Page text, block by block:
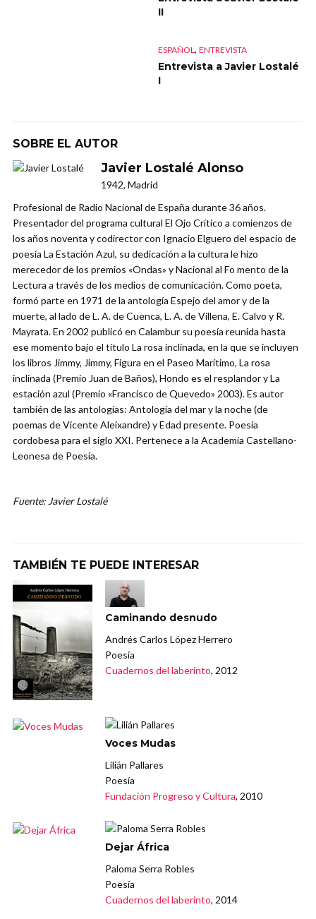
II
ESPAÑOL, ENTREVISTA
Entrevista a Javier Lostalé
I
SOBRE EL AUTOR
Javier Lostalé Alonso
1942, Madrid
Profesional de Radio Nacional de España durante 36 años.
Presentador del programa cultural El Ojo Crítico a comienzos de
los años noventa y codirector con Ignacio Elguero del espacio de
poesía La Estación Azul, su dedicación a la cultura le hizo
merecedor de los premios «Ondas» y Nacional al Fo mento de la
Lectura a través de los medios de comunicación. Como poeta,
formó parte en 1971 de la antología Espejo del amor y de la
muerte, al lado de L. A. de Cuenca, L. A. de Villena, E. Calvo y R.
Mayrata. En 2002 publicó en Calambur su poesía reunida hasta
ese momento bajo el título La rosa inclinada, en la que se incluyen
los libros Jimmy, Jimmy, Figura en el Paseo Marítimo, La rosa
inclinada (Premio Juan de Baños), Hondo es el resplandor y La
estación azul (Premio «Francisco de Quevedo» 2003). Es autor
también de las antologías: Antología del mar y la noche (de
poemas de Vicente Aleixandre) y Edad presente. Poesía
cordobesa para el siglo XXI. Pertenece a la Academia Castellano-
Leonesa de Poesía.
Fuente: Javier Lostalé
TAMBIÉN TE PUEDE INTERESAR
Caminando desnudo
Andrés Carlos López Herrero
Poesía
Cuadernos del laberinto, 2012
Voces Mudas
Lilián Pallares
Poesía
Fundación Progreso y Cultura, 2010
Dejar África
Paloma Serra Robles
Poesía
Cuadernos del laberinto, 2014